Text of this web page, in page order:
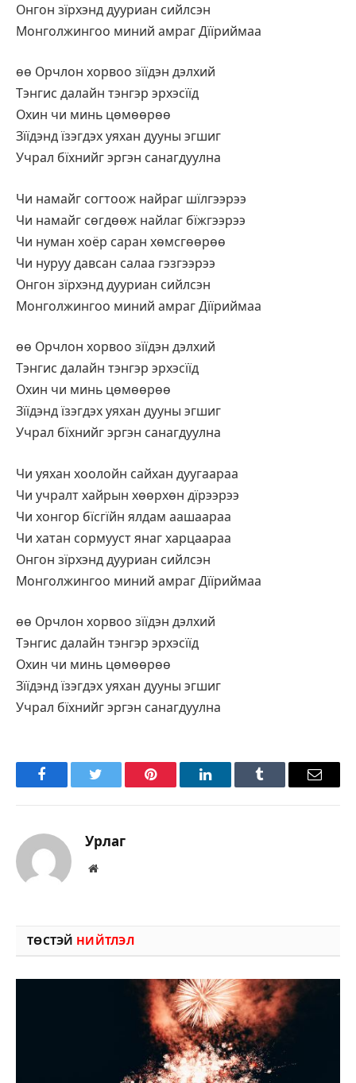
Онгон зїрхэнд дууриан сийлсэн
Монголжингоо миний амраг Дїїриймаа
өө Орчлон хорвоо зїїдэн дэлхий
Тэнгис далайн тэнгэр эрхэсїїд
Охин чи минь цөмөөрөө
Зїїдэнд їзэгдэх уяхан дууны эгшиг
Учрал бїхнийг эргэн санагдуулна
Чи намайг согтоож найраг шїлгээрээ
Чи намайг сөгдөөж найлаг бїжгээрээ
Чи нуман хоёр саран хөмсгөөрөө
Чи нуруу давсан салаа гэзгээрээ
Онгон зїрхэнд дууриан сийлсэн
Монголжингоо миний амраг Дїїриймаа
өө Орчлон хорвоо зїїдэн дэлхий
Тэнгис далайн тэнгэр эрхэсїїд
Охин чи минь цөмөөрөө
Зїїдэнд їзэгдэх уяхан дууны эгшиг
Учрал бїхнийг эргэн санагдуулна
Чи уяхан хоолойн сайхан дуугаараа
Чи учралт хайрын хөөрхөн дїрээрээ
Чи хонгор бїсгїйн ялдам аашаараа
Чи хатан сормууст янаг харцаараа
Онгон зїрхэнд дууриан сийлсэн
Монголжингоо миний амраг Дїїриймаа
өө Орчлон хорвоо зїїдэн дэлхий
Тэнгис далайн тэнгэр эрхэсїїд
Охин чи минь цөмөөрөө
Зїїдэнд їзэгдэх уяхан дууны эгшиг
Учрал бїхнийг эргэн санагдуулна
FacebookTwitter Pinterest LinkedInTumblr Имэйл
Урлаг
Вэбсайт
ТӨСТЭЙ НИЙТЛЭЛ